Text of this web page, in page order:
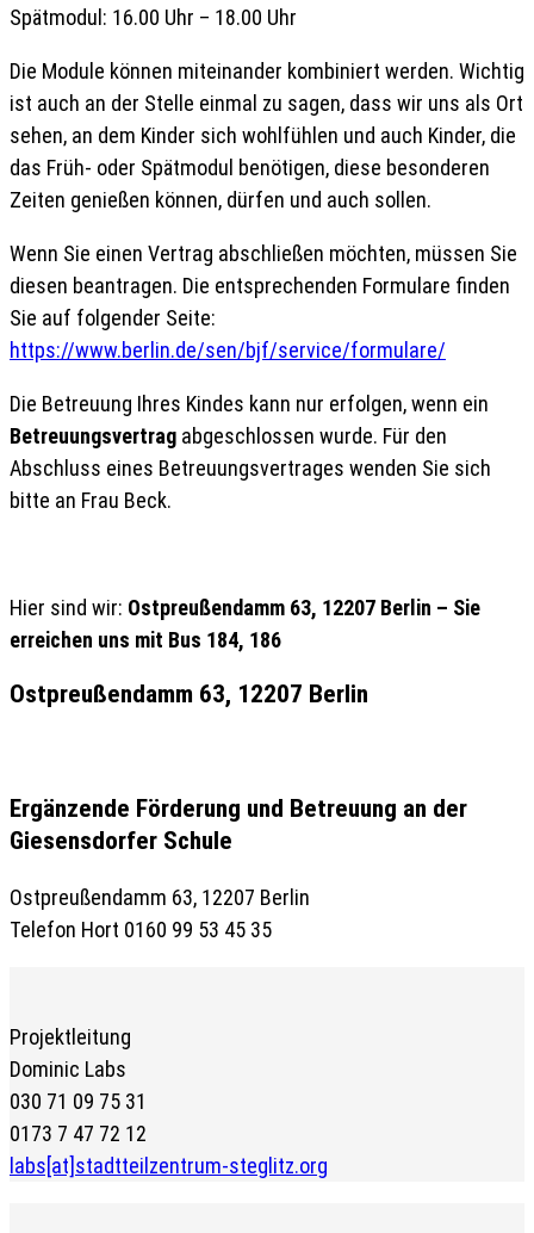
Spätmodul: 16.00 Uhr – 18.00 Uhr
Die Module können miteinander kombiniert werden. Wichtig
ist auch an der Stelle einmal zu sagen, dass wir uns als Ort
sehen, an dem Kinder sich wohlfühlen und auch Kinder, die
das Früh- oder Spätmodul benötigen, diese besonderen
Zeiten genießen können, dürfen und auch sollen.
Wenn Sie einen Vertrag abschließen möchten, müssen Sie
diesen beantragen. Die entsprechenden Formulare finden
Sie auf folgender Seite:
https://www.berlin.de/sen/bjf/service/formulare/
Die Betreuung Ihres Kindes kann nur erfolgen, wenn ein
Betreuungsvertrag abgeschlossen wurde. Für den
Abschluss eines Betreuungsvertrages wenden Sie sich
bitte an Frau Beck.
Hier sind wir: Ostpreußendamm 63, 12207 Berlin – Sie
erreichen uns mit Bus 184, 186
Ostpreußendamm 63, 12207 Berlin
Ergänzende Förderung und Betreuung an der
Giesensdorfer Schule
Ostpreußendamm 63, 12207 Berlin
Telefon Hort 0160 99 53 45 35
Projektleitung
Dominic Labs
030 71 09 75 31
0173 7 47 72 12
labs[at]stadtteilzentrum-steglitz.org